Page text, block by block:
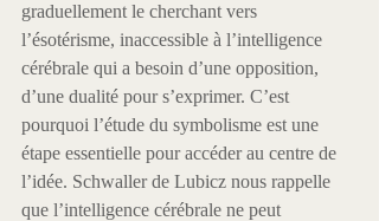
graduellement le cherchant vers
l’ésotérisme, inaccessible à l’intelligence
cérébrale qui a besoin d’une opposition,
d’une dualité pour s’exprimer. C’est
pourquoi l’étude du symbolisme est une
étape essentielle pour accéder au centre de
l’idée. Schwaller de Lubicz nous rappelle
que l’intelligence cérébrale ne peut